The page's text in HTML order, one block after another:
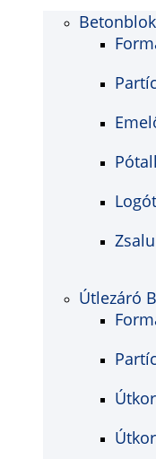
Útlezáró